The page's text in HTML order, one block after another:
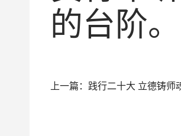
的台阶
上一篇：践行二十大 立德铸